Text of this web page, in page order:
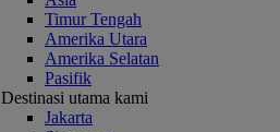
Timur Tengah
Amerika Utara
Amerika Selatan
Pasifik
Destinasi utama kami
Jakarta